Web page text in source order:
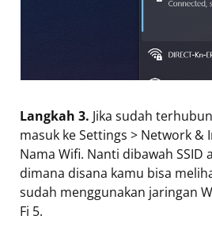
Langkah 3. Jika sudah
masuk ke Settings > Network &
Nama Wifi. Nanti dibawah SSID
dimana disana kamu bisa
sudah menggunakan jaringan
Fi 5.